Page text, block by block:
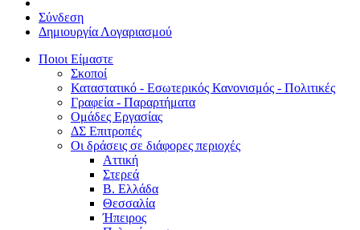
Σύνδεση
Δημιουργία Λογαριασμού
Ποιοι Είμαστε
Σκοποί
Καταστατικό - Εσωτερικός Κανονισμός - Πολιτικές
Γραφεία - Παραρτήματα
Ομάδες Εργασίας
ΔΣ Επιτροπές
Οι δράσεις σε διάφορες περιοχές
Αττική
Στερεά
Β. Ελλάδα
Θεσσαλία
Ήπειρος